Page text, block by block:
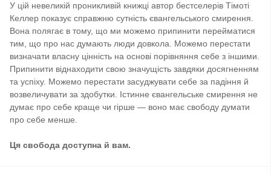
У цій невеликій проникливій книжці автор бестселерів Тімоті
Келлер показує справжню сутність євангельського смирення.
Вона полягає в тому, що ми можемо припинити перейматися
тим, що про нас думають люди довкола. Можемо перестати
визначати власну цінність на основі порівняння себе з іншими.
Припинити віднаходити свою значущість завдяки досягненням
та успіху. Можемо перестати засуджувати себе за падіння й
возвеличувати за здобутки. Істинне євангельське смирення не
думає про себе краще чи гірше — воно має свободу думати
про себе менше.
Ця свобода доступна й вам.